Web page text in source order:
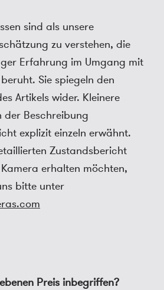
sind als unsere
zu verstehen, die
Erfahrung im Umgang mit
Sie spiegeln den
Artikels wider. Kleinere
der Beschreibung
explizit einzeln erwähnt.
Zustandsbericht
erhalten möchten,
bitte unter
Preis inbegriffen?